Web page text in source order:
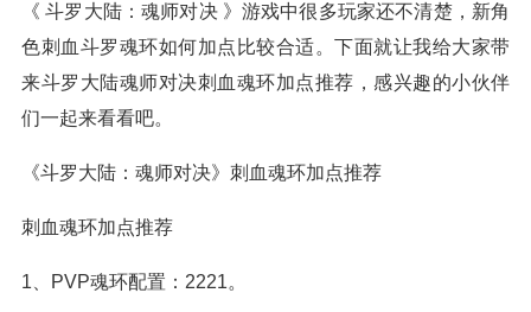
《 斗罗大陆：魂师对决 》游戏中很多玩家还不清楚，新角
色刺血斗罗魂环如何加点比较合适。下面就让我给大家带
来斗罗大陆魂师对决刺血魂环加点推荐，感兴趣的小伙伴
们一起来看看吧。
《斗罗大陆：魂师对决》刺血魂环加点推荐
刺血魂环加点推荐
1、PVP魂环配置：2221。